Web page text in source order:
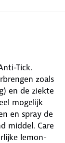
Tick.
zoals
en de ziekte
mogelijk
en spray de
middel. Care
lemon-